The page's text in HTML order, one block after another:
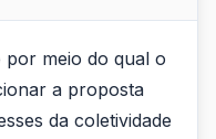
meio do qual o
a proposta
da coletividade